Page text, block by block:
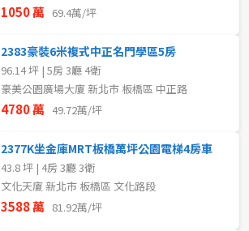
1050 萬 69.4萬/坪
2383豪裝6米複式中正名門學區5房
96.14 坪 | 5房 3廳 4衛
豪美公園廣場大廈 新北市 板橋區 中正路
4780 萬 49.72萬/坪
2377K坐金庫MRT板橋萬坪公園電梯4房車
43.8 坪 | 4房 3廳 3衛
文化天廈 新北市 板橋區 文化路段
3588 萬 81.92萬/坪